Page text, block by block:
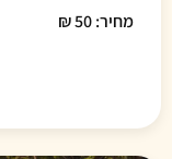
מחיר: 50 ₪